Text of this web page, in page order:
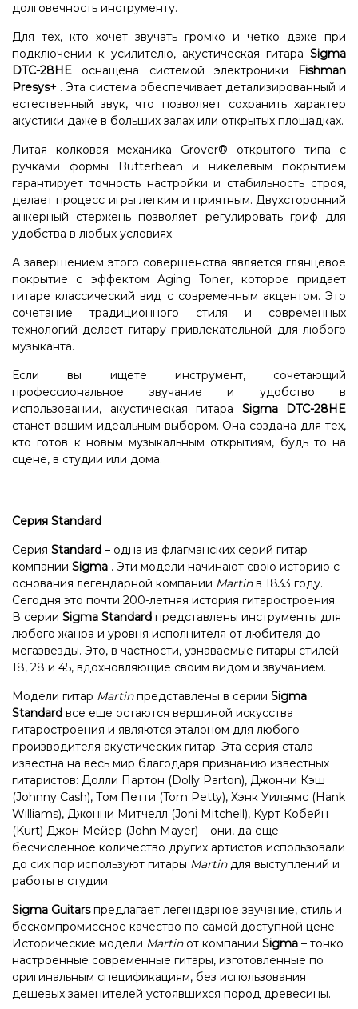
долговечность инструменту.
Для тех, кто хочет звучать громко и четко даже при
подключении к усилителю, акустическая гитара Sigma
DTC-28HE оснащена системой электроники
Fishman
Presys+ . Эта система обеспечивает детализированный и
естественный звук, что позволяет сохранить характер
акустики даже в больших залах или открытых площадках.
Литая колковая механика Grover® открытого типа с
ручками формы Butterbean и никелевым покрытием
гарантирует точность настройки и стабильность строя,
делает процесс игры легким и приятным. Двухсторонний
анкерный стержень позволяет регулировать гриф для
удобства в любых условиях.
А завершением этого совершенства является глянцевое
покрытие с эффектом Aging Toner, которое придает
гитаре классический вид с современным акцентом. Это
сочетание традиционного стиля и современных
технологий делает гитару привлекательной для любого
музыканта.
Если вы ищете инструмент, сочетающий
профессиональное звучание и удобство в
использовании, акустическая гитара Sigma DTC-28HE
станет вашим идеальным выбором. Она создана для тех,
кто готов к новым музыкальным открытиям, будь то на
сцене, в студии или дома.
Серия Standard
Серия Standard – одна из флагманских серий гитар
компании Sigma . Эти модели начинают свою историю с
основания легендарной компании Martinв 1833 году.
Сегодня это почти 200-летняя история гитаростроения.
В серии Sigma Standard представлены инструменты для
любого жанра и уровня исполнителя от любителя до
мегазвезды. Это, в частности, узнаваемые гитары стилей
18, 28 и 45, вдохновляющие своим видом и звучанием.
Модели гитар Martinпредставлены в серии Sigma
Standard все еще остаются вершиной искусства
гитаростроения и являются эталоном для любого
производителя акустических гитар. Эта серия стала
известна на весь мир благодаря признанию известных
гитаристов: Долли Партон (Dolly Parton), Джонни Кэш
(Johnny Cash), Том Петти (Tom Petty), Хэнк Уильямс (Hank
Williams), Джонни Митчелл (Joni Mitchell), Курт Кобейн
(Kurt) Джон Мейер (John Mayer) – они, да еще
бесчисленное количество других артистов использовали
до сих пор используют гитары Martinдля выступлений и
работы в студии.
Sigma Guitarsпредлагает легендарное звучание, стиль и
бескомпромиссное качество по самой доступной цене.
Исторические модели Martinот компании Sigma – тонко
настроенные современные гитары, изготовленные по
оригинальным спецификациям, без использования
дешевых заменителей устоявшихся пород древесины.